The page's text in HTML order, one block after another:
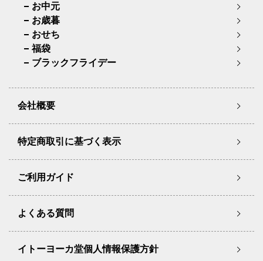
お中元
お歳暮
おせち
福袋
ブラックフライデー
会社概要
特定商取引に基づく表示
ご利用ガイド
よくある質問
イトーヨーカ堂個人情報保護方針